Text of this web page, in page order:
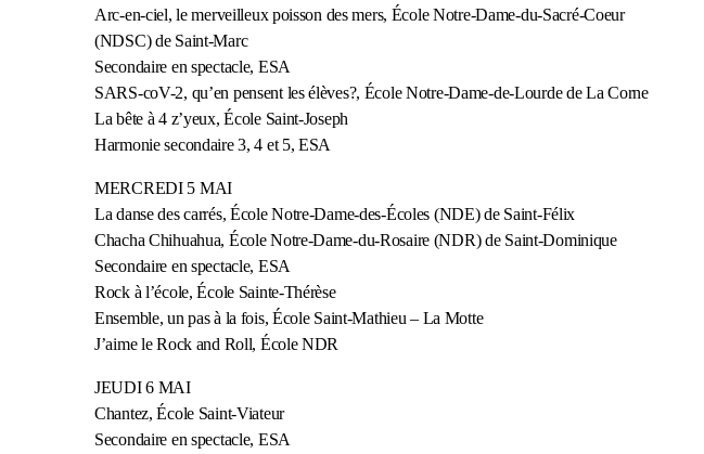
Arc-en-ciel, le merveilleux poisson des mers, École Notre-Dame-du-Sacré-Coeur
(NDSC) de Saint-Marc
Secondaire en spectacle, ESA
SARS-coV-2, qu’en pensent les élèves?, École Notre-Dame-de-Lourde de La Corne
La bête à 4 z’yeux, École Saint-Joseph
Harmonie secondaire 3, 4 et 5, ESA
MERCREDI 5 MAI
La danse des carrés, École Notre-Dame-des-Écoles (NDE) de Saint-Félix
Chacha Chihuahua, École Notre-Dame-du-Rosaire (NDR) de Saint-Dominique
Secondaire en spectacle, ESA
Rock à l’école, École Sainte-Thérèse
Ensemble, un pas à la fois, École Saint-Mathieu – La Motte
J’aime le Rock and Roll, École NDR
JEUDI 6 MAI
Chantez, École Saint-Viateur
Secondaire en spectacle, ESA